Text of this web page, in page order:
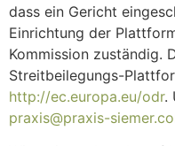
dass ein Gericht
Einrichtung der
Kommission zuständig.
Streitbeilegungs-
http://ec.europa.eu/odr.
praxis@praxis-